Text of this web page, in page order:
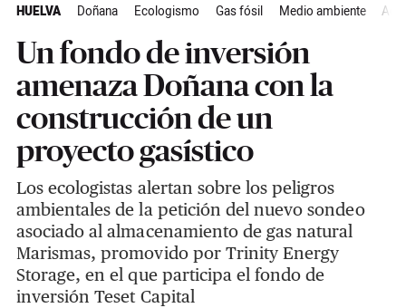
HUELVA Doñana Ecologismo Gas fósil Medio ambiente
Un fondo de inversión
amenaza Doñana con la
construcción de un
proyecto gasístico
Los ecologistas alertan sobre los peligros
ambientales de la petición del nuevo sondeo
asociado al almacenamiento de gas natural
Marismas, promovido por Trinity Energy
Storage, en el que participa el fondo de
inversión Teset Capital